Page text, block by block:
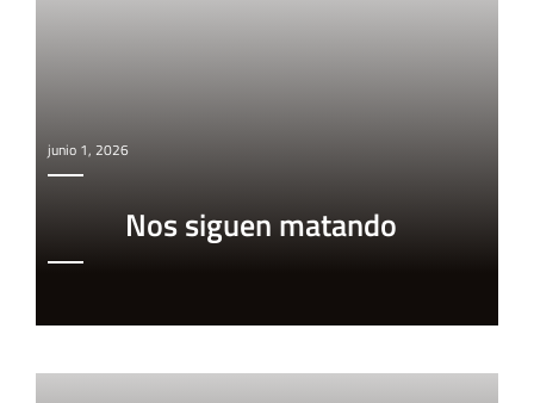
junio 1, 2026
Nos siguen matando